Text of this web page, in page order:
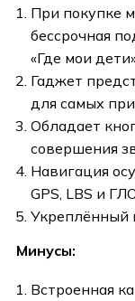
При покупке
бессрочная
«Где мои
Гаджет
для самых
Обладает
совершения
Навигация
GPS, LBS и
Укреплённый
Минусы:
Встроенная